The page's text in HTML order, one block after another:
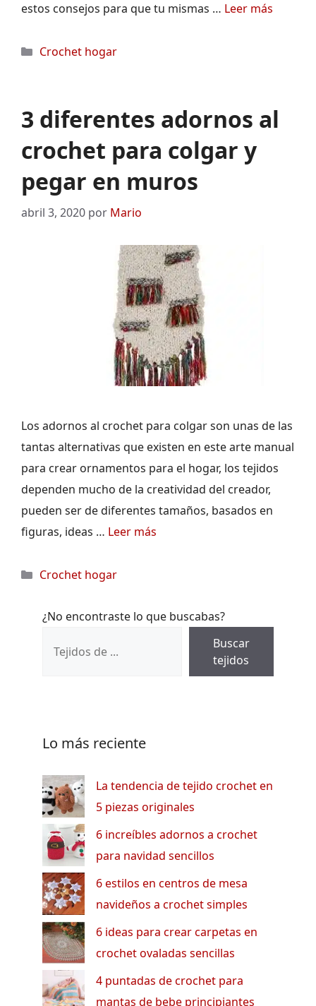
estos consejos para que tu mismas … Leer más
Categorías
Crochet hogar
3 diferentes adornos al
crochet para colgar y
pegar en muros
abril 3, 2020 por Mario
Los adornos al crochet para colgar son unas de las
tantas alternativas que existen en este arte manual
para crear ornamentos para el hogar, los tejidos
dependen mucho de la creatividad del creador,
pueden ser de diferentes tamaños, basados en
figuras, ideas … Leer más
Categorías
Crochet hogar
¿No encontraste lo que buscabas?
Buscar
tejidos
Lo más reciente
La tendencia de tejido crochet en
5 piezas originales
6 increíbles adornos a crochet
para navidad sencillos
6 estilos en centros de mesa
navideños a crochet simples
6 ideas para crear carpetas en
crochet ovaladas sencillas
4 puntadas de crochet para
mantas de bebe principiantes